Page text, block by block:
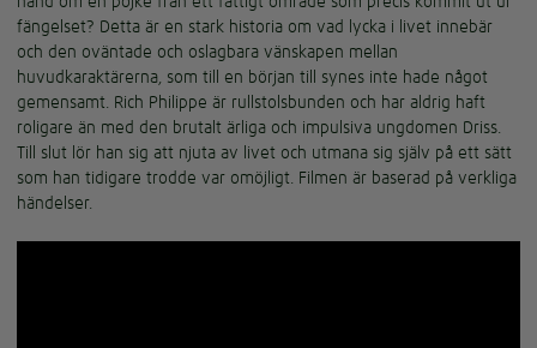
fängelset? Detta är en stark historia om vad lycka i livet innebär
och den oväntade och oslagbara vänskapen mellan
huvudkaraktärerna, som till en början till synes inte hade något
gemensamt. Rich Philippe är rullstolsbunden och har aldrig haft
roligare än med den brutalt ärliga och impulsiva ungdomen Driss.
Till slut lör han sig att njuta av livet och utmana sig själv på ett sätt
som han tidigare trodde var omöjligt. Filmen är baserad på verkliga
händelser.